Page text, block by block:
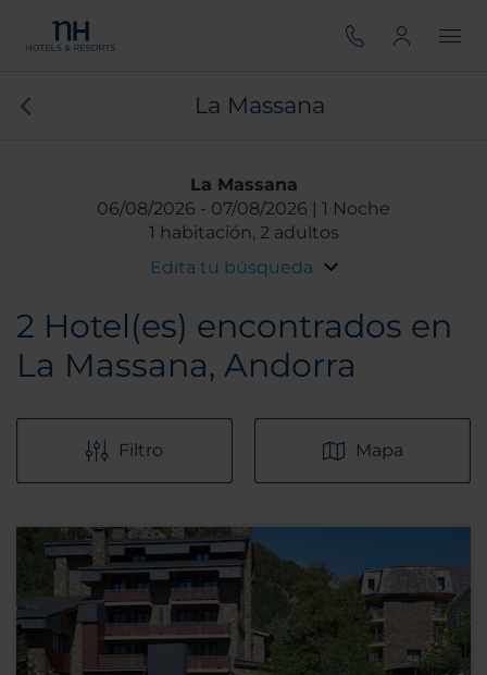
La Massana
La Massana
06/08/2026
07/08/2026
1 Noche
1 habitación, 2 adultos
Edita tu búsqueda
2 Hotel(es) encontrados en
La Massana, Andorra
Filtro Mapa